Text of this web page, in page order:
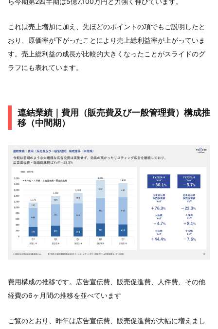
これは売上増加に加え、先ほどのポイントの項でもご説明したと
おり、原価率が下がったことにより売上総利益率が上がっていま
す。売上総利益の成長が比較的大きくなったことがスライドのグ
ラフにも表れています。
連結業績｜費用（販売費及び一般管理費）構成推
移（中間期）
費用構成の推移です。広告宣伝費、販売促進費、人件費、その他
経費の6ヶ月間の推移を並べています
ご覧のとおり、昨年は広告宣伝費、販売促進費が大幅に増えまし